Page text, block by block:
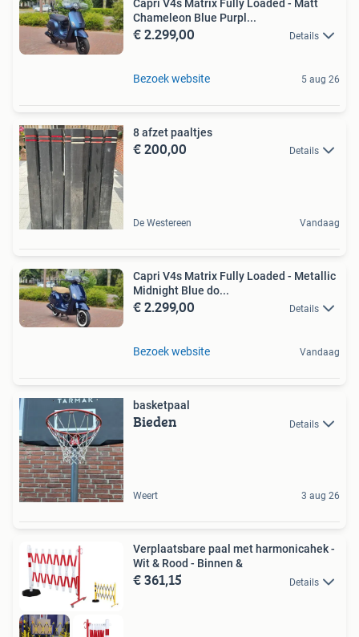
Capri V4s Matrix Fully Loaded - Matt
Chameleon Blue Purpl...
€ 2.299,00 Details
Bezoek website 5 aug 26
8 afzet paaltjes
€ 200,00 Details
De Westereen Vandaag
Capri V4s Matrix Fully Loaded - Metallic
Midnight Blue do...
€ 2.299,00 Details
Bezoek website Vandaag
basketpaal
Bieden Details
Weert 3 aug 26
Verplaatsbare paal met harmonicahek -
Wit & Rood - Binnen &
€ 361,15 Details